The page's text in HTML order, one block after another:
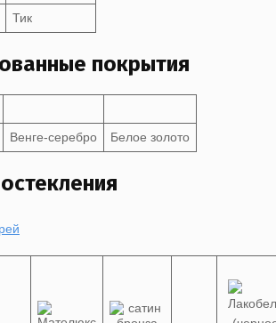
Тик
покрытия
Венге-серебро Белое золото